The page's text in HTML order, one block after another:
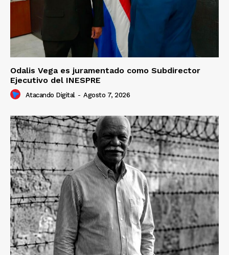
Odalis Vega es juramentado como Subdirector
Ejecutivo del INESPRE
Atacando Digital - Agosto 7, 2026